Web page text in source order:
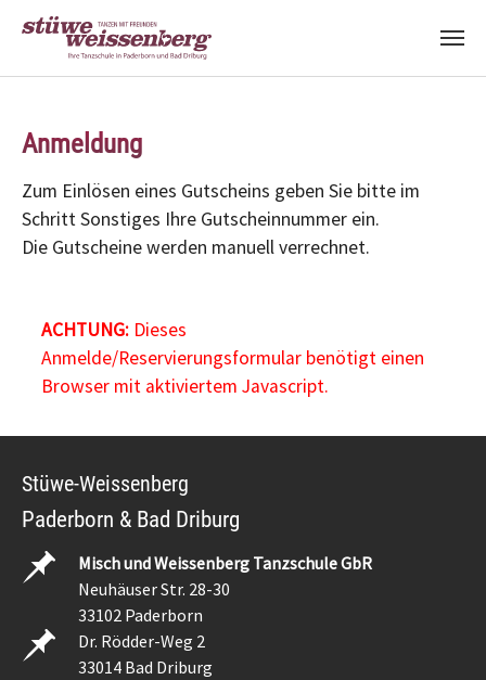
Anmeldung
Zum Einlösen eines Gutscheins geben Sie bitte im
Schritt Sonstiges Ihre Gutscheinnummer ein.
Die Gutscheine werden manuell verrechnet.
ACHTUNG:Dieses
Anmelde/Reservierungsformular benötigt einen
Browser mit aktiviertem Javascript.
Stüwe-Weissenberg
Paderborn & Bad Driburg
Misch und Weissenberg Tanzschule GbR
Neuhäuser Str. 28-30
33102 Paderborn
Dr. Rödder-Weg 2
33014 Bad Driburg